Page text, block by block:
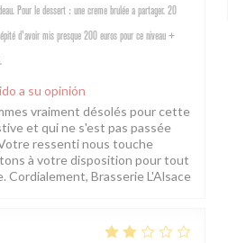
Pour le dessert : une creme brulée a partager. 20
d'avoir mis presque 200 euros pour ce niveau +
a su opinión
vraiment désolés pour cette
et qui ne s'est pas passée
ressenti nous touche
à votre disposition pour tout
Cordialement, Brasserie L'Alsace